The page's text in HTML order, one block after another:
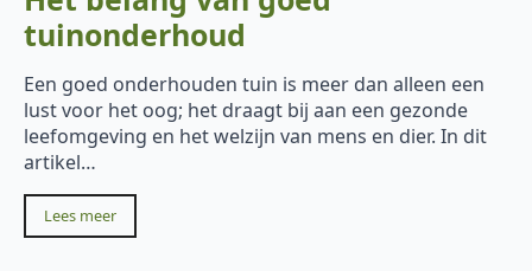
tuinonderhoud
Een goed onderhouden tuin is meer dan alleen een
lust voor het oog; het draagt bij aan een gezonde
leefomgeving en het welzijn van mens en dier. In dit
artikel…
Lees meer